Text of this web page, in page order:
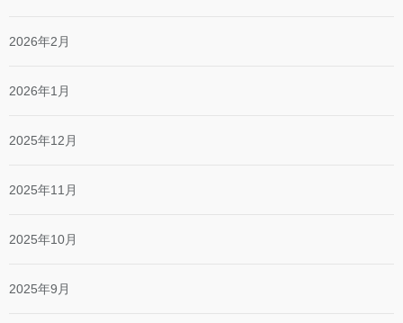
2026年2月
2026年1月
2025年12月
2025年11月
2025年10月
2025年9月